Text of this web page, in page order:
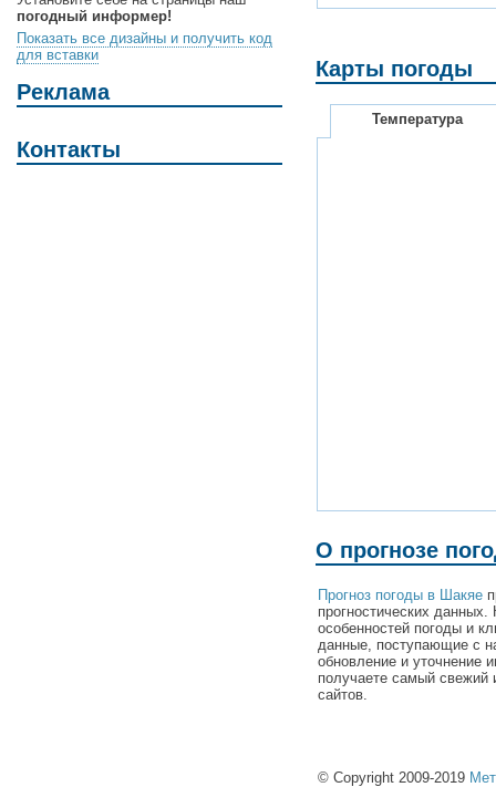
погодный информер!
Показать все дизайны и получить код
для вставки
Реклама
Контакты
Карты погоды
Температура
О прогнозе
Прогноз погоды в Шакяе
прогностических
особенностей погоды и
данные, поступающие с
обновление и уточнение
получаете самый свежий
сайтов.
© Copyright 2009-2019